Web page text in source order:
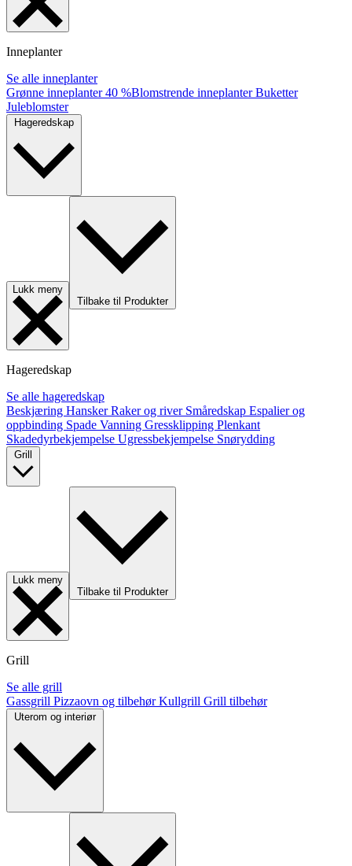
Inneplanter
Se alle inneplanter
Grønne inneplanter40 %Blomstrende inneplanterBuketter
Juleblomster
Lukk meny
Tilbake til Produkter
Hageredskap
Se alle hageredskap
Beskjæring HanskerRaker og river Småredskap Espalier og
oppbinding Spade Vanning Gressklipping Plenkant
Skadedyrbekjempelse Ugressbekjempelse Snørydding
Lukk meny
Tilbake til Produkter
Grill
Se alle grill
Gassgrill Pizzaovn og tilbehørKullgrill Grill tilbehør
Uterom og interiør